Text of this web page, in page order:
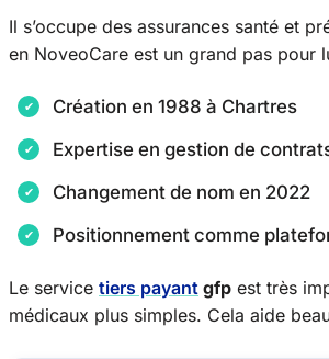
Il s’occupe des assurances santé et
en NoveoCare est un grand pas pour
Création en 1988 à Chartres
Expertise en gestion de
Changement de nom en 2022
Positionnement comme
Le service tiers payant gfp est très
médicaux plus simples. Cela aide